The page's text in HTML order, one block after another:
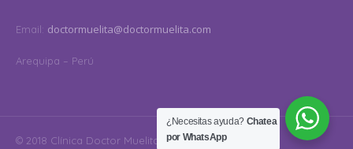
Email: doctormuelita@doctormuelita.com
Arequipa – Perú
© 2018 Clínica Doctor Muelita
¿Necesitas ayuda? Chatea
por WhatsApp